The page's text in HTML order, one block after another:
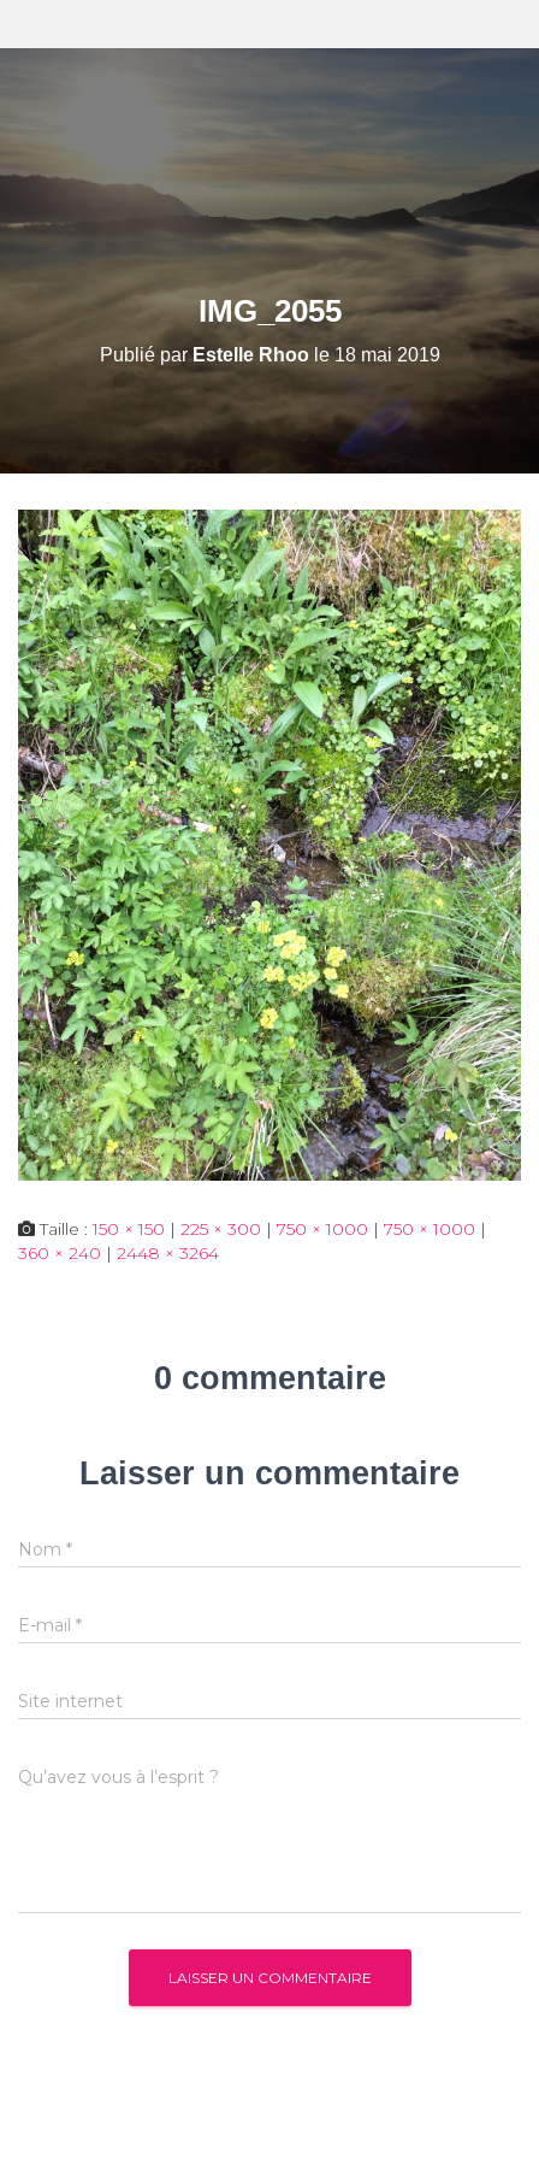
IMG_2055
Publié parEstelle Rhoole18 mai 2019
Taille :150 × 150 | 225 × 300 | 750 × 1000 | 750 × 1000 |
360 × 240 | 2448 × 3264
0 commentaire
Laisser un commentaire
Nom *
E-mail *
Site internet
Qu’avez vous à l’esprit ?